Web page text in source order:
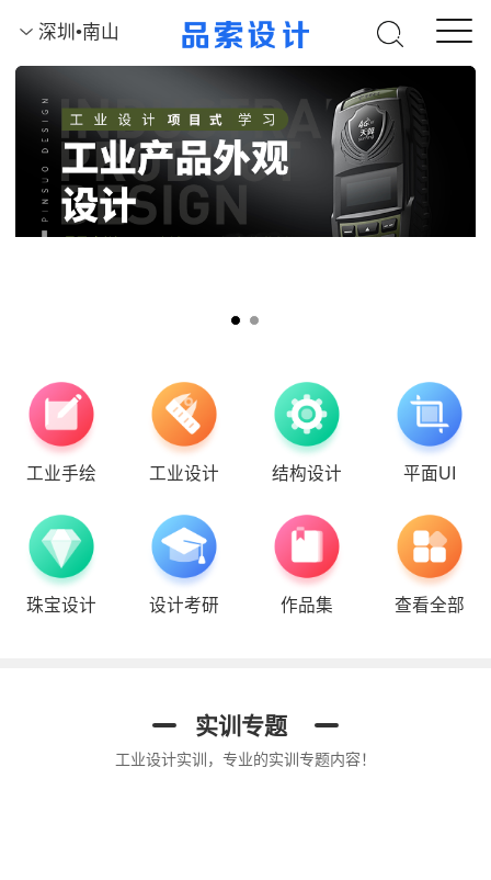
深圳•南山
工业手绘 工业设计 结构设计 平面UI
珠宝设计 设计考研 作品集 查看全部
实训专题
工业设计实训，专业的实训专题内容！